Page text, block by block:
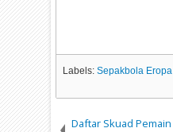
Labels:Sepakbola Eropa
Daftar Skuad Pemain